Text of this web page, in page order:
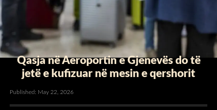
Qasja në Aeroportin e Gjenevës do të
jetë e kufizuar në mesin e qershorit
Published: May 22, 2026